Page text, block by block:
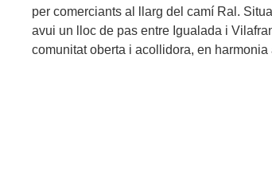
per comerciants al llarg del camí Ral.
avui un lloc de pas entre Igualada i
comunitat oberta i acollidora, en